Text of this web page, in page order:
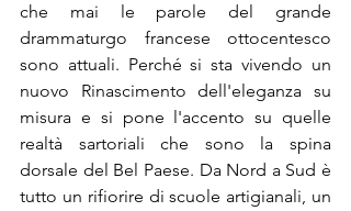
che mai le parole del grande
drammaturgo francese ottocentesco
sono attuali. Perché si sta vivendo un
nuovo Rinascimento dell'eleganza su
misura e si pone l'accento su quelle
realtà sartoriali che sono la spina
dorsale del Bel Paese. Da Nord a Sud è
tutto un rifiorire di scuole artigianali, un